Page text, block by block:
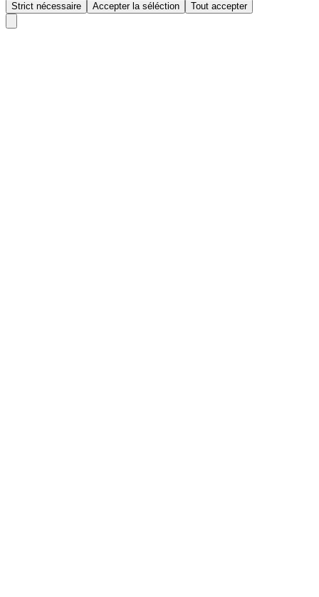
Strict nécessaire Accepter la séléction Tout accepter